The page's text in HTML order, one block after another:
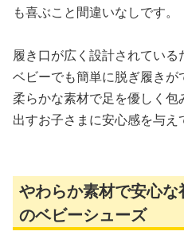
も喜ぶこと間違いなしです。
履き口が広く設計されてい
ベビーでも簡単に脱ぎ履きが
柔らかな素材で足を優しく
出すお子さまに安心感を与え
やわらか素材で安心
のベビーシューズ